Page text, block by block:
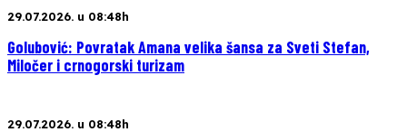
29.07.2026. u 08:48h
Golubović: Povratak Amana velika šansa za Sveti Stefan,
Miločer i crnogorski turizam
29.07.2026. u 08:48h